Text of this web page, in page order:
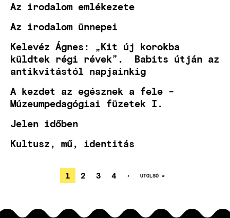
Az irodalom emlékezete
Az irodalom ünnepei
Kelevéz Ágnes: „Kit új korokba
küldtek régi révek”. Babits útján az
antikvitástól napjainkig
A kezdet az egésznek a fele -
Múzeumpedagógiai füzetek I.
Jelen időben
Kultusz, mű, identitás
OLDALSZÁMOZÁS
JELENLEGI
OLDAL
1 OLDAL
2 OLDAL
3 OLDAL
4
KÖVETKEZŐ
›
UTOLSÓ
UTOLSÓ »